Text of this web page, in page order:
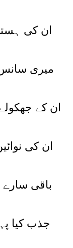
ان کی
میری سانس
ان کے
ان کی
باقی سارے
جذب کیا